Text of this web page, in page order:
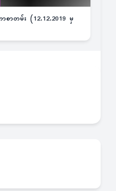
ာတမ်း (12.12.2019 မှ